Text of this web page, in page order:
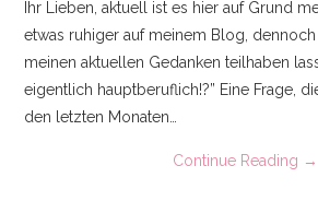
Ihr Lieben, aktuell ist es hier auf Grund
etwas ruhiger auf meinem Blog,
meinen aktuellen Gedanken teilhaben
eigentlich hauptberuflich!?” Eine Frage,
den letzten Monaten…
Continue Reading →